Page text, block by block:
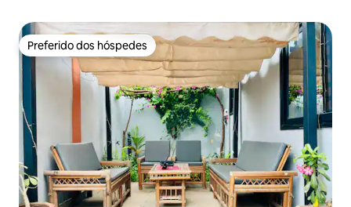
Preferido dos hóspedes
Preferido dos hóspedes